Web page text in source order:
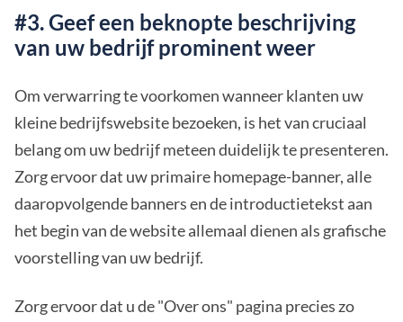
#3. Geef een beknopte beschrijving
van uw bedrijf prominent weer
Om verwarring te voorkomen wanneer klanten uw
kleine bedrijfswebsite bezoeken, is het van cruciaal
belang om uw bedrijf meteen duidelijk te presenteren.
Zorg ervoor dat uw primaire homepage-banner, alle
daaropvolgende banners en de introductietekst aan
het begin van de website allemaal dienen als grafische
voorstelling van uw bedrijf.
Zorg ervoor dat u de "Over ons" pagina precies zo